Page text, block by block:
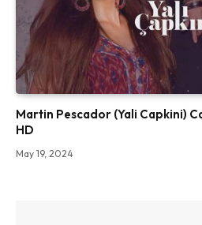
Martin Pescador (Yali Capkini)
HD
May 19, 2024